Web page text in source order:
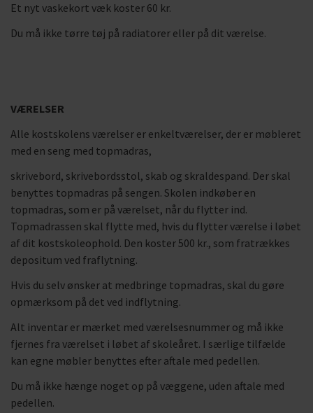
Et nyt vaskekort væk koster 60 kr.
Du må ikke tørre tøj på radiatorer eller på dit værelse.
VÆRELSER
Alle kostskolens værelser er enkeltværelser, der er møbleret
med en seng med topmadras,
skrivebord, skrivebordsstol, skab og skraldespand. Der skal
benyttes topmadras på sengen. Skolen indkøber en
topmadras, som er på værelset, når du flytter ind.
Topmadrassen skal flytte med, hvis du flytter værelse i løbet
af dit kostskoleophold. Den koster 500 kr., som fratrækkes
depositum ved fraflytning.
Hvis du selv ønsker at medbringe topmadras, skal du gøre
opmærksom på det ved indflytning.
Alt inventar er mærket med værelsesnummer og må ikke
fjernes fra værelset i løbet af skoleåret. I særlige tilfælde
kan egne møbler benyttes efter aftale med pedellen.
Du må ikke hænge noget op på væggene, uden aftale med
pedellen.